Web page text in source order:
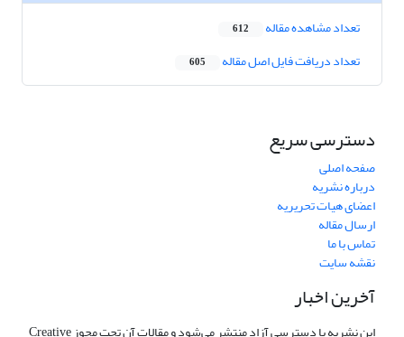
تعداد مشاهده مقاله 612
تعداد دریافت فایل اصل مقاله 605
دسترسی سریع
صفحه اصلی
درباره نشریه
اعضای هیات تحریریه
ارسال مقاله
تماس با ما
نقشه سایت
آخرین اخبار